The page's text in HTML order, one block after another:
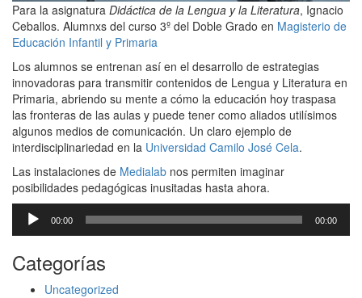
Para la asignatura Didáctica de la Lengua y la Literatura, Ignacio
Ceballos. Alumnxs del curso 3º del Doble Grado en Magisterio de
Educación Infantil y Primaria
Los alumnos se entrenan así en el desarrollo de estrategias
innovadoras para transmitir contenidos de Lengua y Literatura en
Primaria, abriendo su mente a cómo la educación hoy traspasa
las fronteras de las aulas y puede tener como aliados utilísimos
algunos medios de comunicación. Un claro ejemplo de
interdisciplinariedad en la Universidad Camilo José Cela.
Las instalaciones de Medialab nos permiten imaginar
posibilidades pedagógicas inusitadas hasta ahora.
Reproductor
00:00 00:00
Categorías
Uncategorized